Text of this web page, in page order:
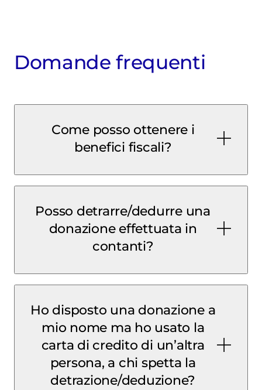
Domande frequenti
Come posso ottenere i
benefici fiscali?
Posso detrarre/dedurre una
donazione effettuata in
contanti?
non tracciabili
non
Ho disposto una donazione a
mio nome ma ho usato la
carta di credito di un’altra
persona, a chi spetta la
detrazione/deduzione?